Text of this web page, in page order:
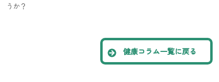
うか？
健康コラム一覧に戻る